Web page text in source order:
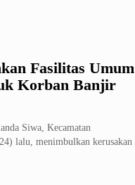
Fasilitas Umum
Korban Banjir
Siwa, Kecamatan
lalu, menimbulkan kerusakan